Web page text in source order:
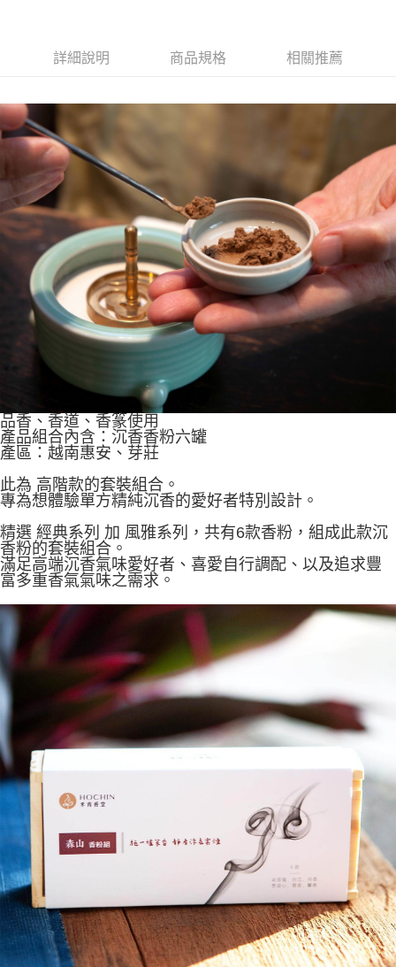
２．便利：只要手機號碼，簡訊認證，即可結帳。
【「AFTEE先享後付」結帳流程】
１．於結帳方式選擇「AFTEE先享後付」後，將跳轉至「AFTEE先享後付」
結帳頁面，進行簡訊認證並確認金額後，即可完成結帳。
２．訂單成立數日內，您將收到繳費通知簡訊。
３．收到繳費通知簡訊後14天內，點擊此簡訊中的連結，可透過四大超商／
ATM／網路銀行／等多元方式進行付款，方視為交易完成。
※ 請注意：結帳手續完成當下不需立刻繳費，但若您需要取消訂單，請聯絡
購買商品的店家。未經商家同意取消之訂單仍視為有效，需透過AFTEE先享
後付繳納相關費用。
※ 交易是否成功請以「AFTEE先享後付 」之結帳頁面顯示為準，若有關於
是否繳費成功／繳費後需取消欲退款等相關疑問，請聯繫「AFTEE先享後付
客戶支援中心」https://netprotections.freshdesk.com/support/home
【注意事項】
１．透過由恩沛科技股份有限公司提供之「AFTEE先享後付」服務完成之交
易，需依本服務之必要範圍內提供個人資料，並將交易相關給付款項請求債
權轉讓予恩沛科技股份有限公司。
２．關於個人資料處理事宜，請瀏覽以下網址：
https://aftee.tw/terms/#terms3
３．未成年的使用者請事先徵得法定代理人或監護人之同意方可使用
「AFTEE先享後付」，若未經同意申辦者引起之損失，本公司不負相關責
任。
４．使用「AFTEE先享後付」時，將依據個別帳號之用戶狀況，依本公司即
請求用戶進行身份認證。
５．嚴禁一人註冊多個帳號或使用他人資訊註冊。若發現惡意使用之情形，
全家取貨付款
每筆NT$60，滿NT$1,500(含以上)免運費
付款後全家取貨
每筆NT$60，滿NT$1,500(含以上)免運費
7-11取貨付款
每筆NT$60，滿NT$1,500(含以上)免運費
付款後7-11取貨
每筆NT$60，滿NT$1,500(含以上)免運費
每筆NT$100，滿NT$1,500(含以上)免運費
離島-黑貓宅配
每筆NT$360
付款後門市自取
貨到付款
每筆NT$180，滿NT$2,500(含以上)免運費
詳細說明 商品規格 相關推薦
品香、香道、香篆使用
產品組合內含：沉香香粉六罐
產區：越南惠安、芽莊
此為 高階款的套裝組合。
專為想體驗單方精純沉香的愛好者特別設計。
精選 經典系列 加 風雅系列，共有6款香粉，組成此款沉
香粉的套裝組合。
滿足高端沉香氣味愛好者、喜愛自行調配、以及追求豐
富多重香氣氣味之需求。